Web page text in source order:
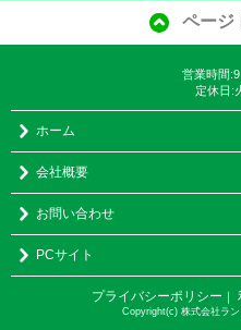
ページ
営業時間
定休日:
ホーム
会社概要
お問い合わせ
PCサイト
プライバシーポリシー
Copyright(c) 株式会社ラ